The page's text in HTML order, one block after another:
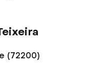
(72200)